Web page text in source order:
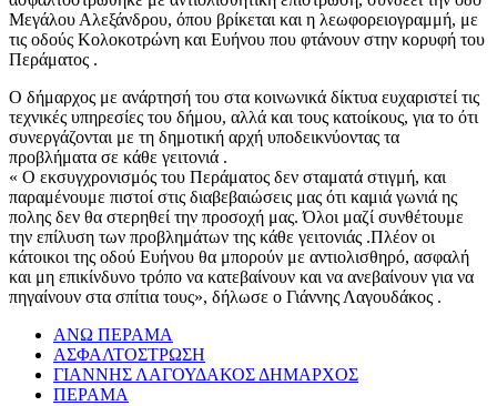
Μεγάλου Αλεξάνδρου, όπου βρίκεται και η λεωφορειογραμμή, με
τις οδούς Κολοκοτρώνη και Ευήνου που φτάνουν στην κορυφή του
Περάματος .
Ο δήμαρχος με ανάρτησή του στα κοινωνικά δίκτυα ευχαριστεί τις
τεχνικές υπηρεσίες του δήμου, αλλά και τους κατοίκους, για το ότι
συνεργάζονται με τη δημοτική αρχή υποδεικνύοντας τα
προβλήματα σε κάθε γειτονιά .
« Ο εκσυγχρονισμός του Περάματος δεν σταματά στιγμή, και
παραμένουμε πιστοί στις διαβεβαιώσεις μας ότι καμιά γωνιά ης
πολης δεν θα στερηθεί την προσοχή μας. Όλοι μαζί συνθέτουμε
την επίλυση των προβλημάτων της κάθε γειτονιάς .Πλέον οι
κάτοικοι της οδού Ευήνου θα μπορούν με αντιολισθηρό, ασφαλή
και μη επικίνδυνο τρόπο να κατεβαίνουν και να ανεβαίνουν για να
πηγαίνουν στα σπίτια τους», δήλωσε ο Γιάννης Λαγουδάκος .
ΑΝΩ ΠΕΡΑΜΑ
ΑΣΦΑΛΤΟΣΤΡΩΣΗ
ΓΙΑΝΝΗΣ ΛΑΓΟΥΔΑΚΟΣ ΔΗΜΑΡΧΟΣ
ΠΕΡΑΜΑ